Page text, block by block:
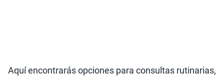
Aquí encontrarás opciones para consultas rutinarias,